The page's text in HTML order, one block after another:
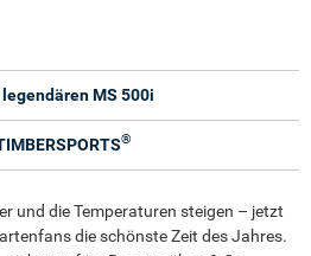
MS 500i
®
und die Temperaturen steigen – jetzt
die schönste Zeit des Jahres.